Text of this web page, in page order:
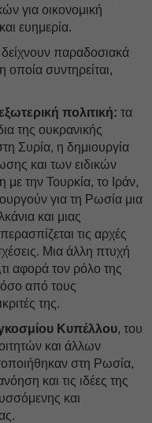
για οικονομική
ευημερία.
δείχνουν παραδοσιακά
συντηρείται,
πολιτική: τα
της ουκρανικής
Συρία, η δημιουργία
και των ειδικών
την Τουρκία, το Ιράν,
για τη Ρωσία μια
και μιας
τις αρχές
Μια άλλη πτυχή
αφορά τον ρόλο της
από τους
της.
Κυπέλλου, του
και άλλων
στη Ρωσία,
και τις ιδέες της
και